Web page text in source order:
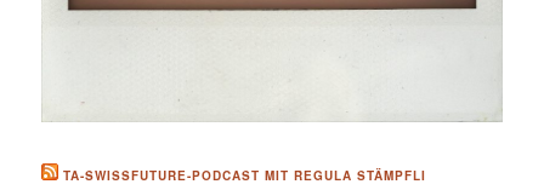
TA-SWISSFUTURE-PODCAST MIT REGULA STÄMPFLI